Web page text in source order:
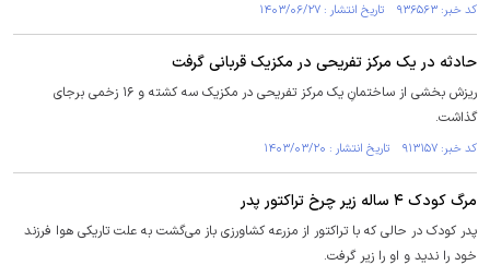
کد خبر: ۹۳۶۵۶۳ تاریخ انتشار : ۱۴۰۳/۰۶/۲۷
حادثه در یک مرکز تفریحی در مکزیک قربانی گرفت
ریزش بخشی از ساختمانِ یک مرکز تفریحی در مکزیک سه کشته و ۱۶ زخمی برجای
گذاشت.
کد خبر: ۹۱۳۱۵۷ تاریخ انتشار : ۱۴۰۳/۰۳/۲۰
مرگ کودک ۴ ساله زیر چرخ تراکتور پدر
پدر کودک در حالی که با تراکتور از مزرعه کشاورزی باز می‌گشت به علت تاریکی هوا فرزند
خود را ندید و او را زیر گرفت.